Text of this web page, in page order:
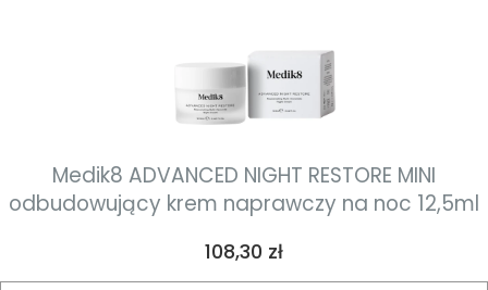
Medik8 ADVANCED NIGHT RESTORE MINI
odbudowujący krem naprawczy na noc 12,5ml
Cena
108,30 zł